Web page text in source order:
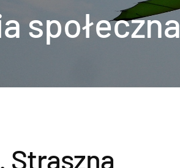
społeczna
Straszna